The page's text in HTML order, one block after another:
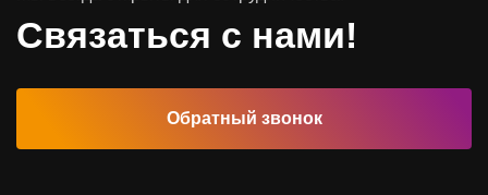
Автоматизированные рабочие места
Видеоконференцсвязь
Связаться с нами!
Обратный звонок